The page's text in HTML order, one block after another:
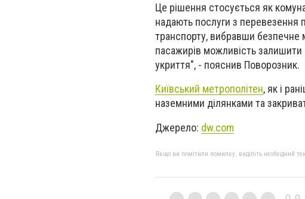
Це рішення стосується як
надають послуги з перевезення
транспорту, вибравши безпечне
пасажирів можливість
укриття", - пояснив Поворозник.
Київський метрополітен, як і
наземними ділянками та
Джерело: dw.com
Якщо ви помітили помилку, виділіть необхідний